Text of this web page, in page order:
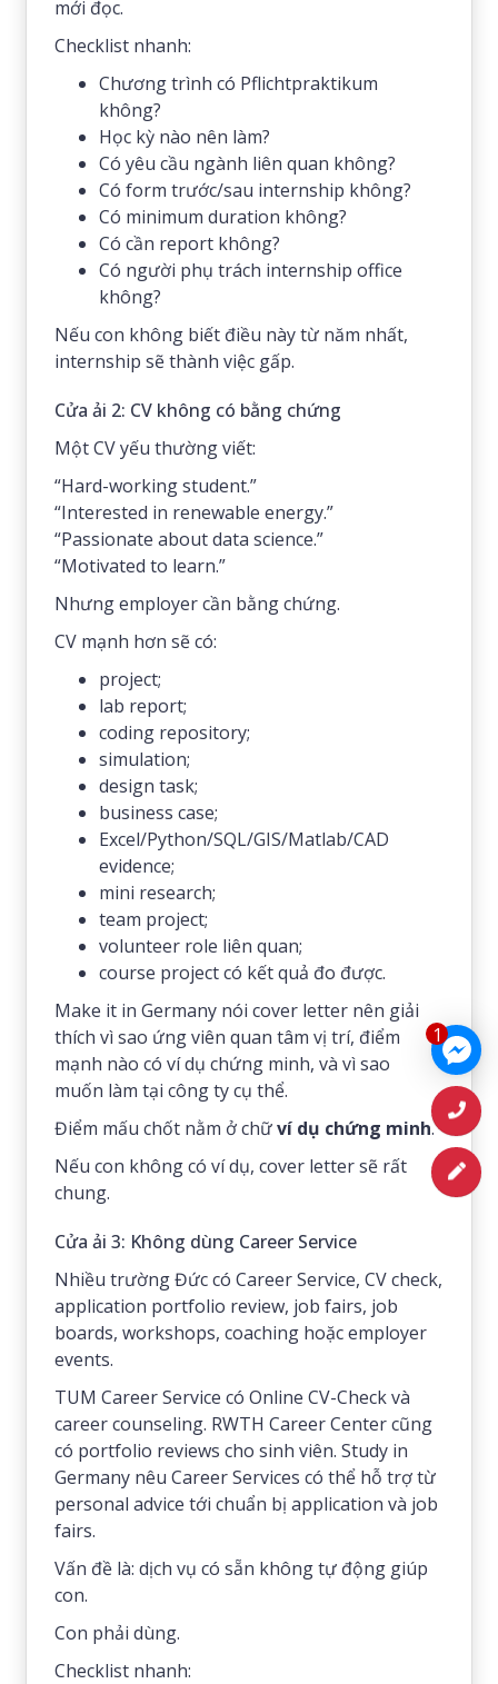
1
mới đọc.
Checklist nhanh:
Chương trình có Pflichtpraktikum
không?
Học kỳ nào nên làm?
Có yêu cầu ngành liên quan không?
Có form trước/sau internship không?
Có minimum duration không?
Có cần report không?
Có người phụ trách internship office
không?
Nếu con không biết điều này từ năm nhất,
internship sẽ thành việc gấp.
Cửa ải 2: CV không có bằng chứng
Một CV yếu thường viết:
“Hard-working student.”
“Interested in renewable energy.”
“Passionate about data science.”
“Motivated to learn.”
Nhưng employer cần bằng chứng.
CV mạnh hơn sẽ có:
project;
lab report;
coding repository;
simulation;
design task;
business case;
Excel/Python/SQL/GIS/Matlab/CAD
evidence;
mini research;
team project;
volunteer role liên quan;
course project có kết quả đo được.
Make it in Germany nói cover letter nên giải
thích vì sao ứng viên quan tâm vị trí, điểm
mạnh nào có ví dụ chứng minh, và vì sao
muốn làm tại công ty cụ thể.
Điểm mấu chốt nằm ở chữví dụ chứng minh.
Nếu con không có ví dụ, cover letter sẽ rất
chung.
Cửa ải 3: Không dùng Career Service
Nhiều trường Đức có Career Service, CV check,
application portfolio review, job fairs, job
boards, workshops, coaching hoặc employer
events.
TUM Career Service có Online CV-Check và
career counseling. RWTH Career Center cũng
có portfolio reviews cho sinh viên. Study in
Germany nêu Career Services có thể hỗ trợ từ
personal advice tới chuẩn bị application và job
fairs.
Vấn đề là: dịch vụ có sẵn không tự động giúp
con.
Con phải dùng.
Checklist nhanh: